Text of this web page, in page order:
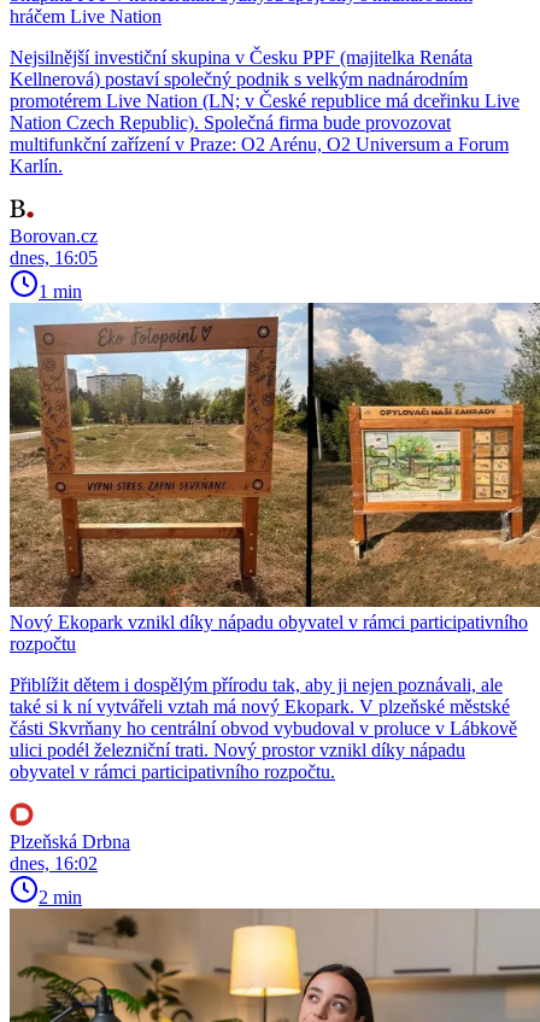
hráčem Live Nation
Nejsilnější investiční skupina v Česku PPF (majitelka Renáta
Kellnerová) postaví společný podnik s velkým nadnárodním
promotérem Live Nation (LN; v České republice má dceřinku Live
Nation Czech Republic). Společná firma bude provozovat
multifunkční zařízení v Praze: O2 Arénu, O2 Universum a Forum
Karlín.
Borovan.cz
dnes, 16:05
1 min
Nový Ekopark vznikl díky nápadu obyvatel v rámci participativního
rozpočtu
Přiblížit dětem i dospělým přírodu tak, aby ji nejen poznávali, ale
také si k ní vytvářeli vztah má nový Ekopark. V plzeňské městské
části Skvrňany ho centrální obvod vybudoval v proluce v Lábkově
ulici podél železniční trati. Nový prostor vznikl díky nápadu
obyvatel v rámci participativního rozpočtu.
Plzeňská Drbna
dnes, 16:02
2 min